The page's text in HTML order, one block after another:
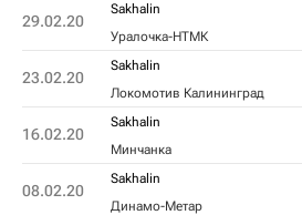
29.02.20
Sakhalin
Уралочка-НТМК
23.02.20
Sakhalin
Локомотив Калининград
16.02.20
Sakhalin
Минчанка
08.02.20
Sakhalin
Динамо-Метар